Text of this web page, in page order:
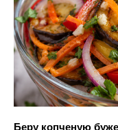
Беру копченую